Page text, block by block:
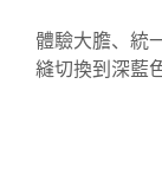
體驗大膽、統
縫切換到深藍